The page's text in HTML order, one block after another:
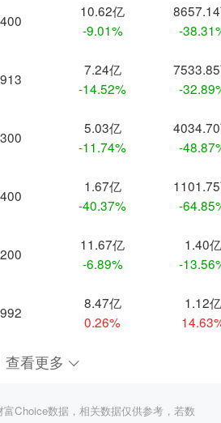
10.62亿
-9.01%
-
7.24亿
-14.52%
-
5.03亿
-11.74%
-
1.67亿
-40.37%
-
11.67亿
-6.89%
1.40亿
-
8.47亿
0.26%
1.12亿
查看更多
Choice数据，相关数据仅供参考，若数